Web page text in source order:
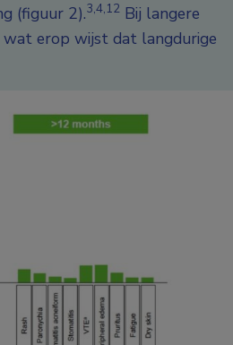
(figuur 2).3,4,12 Bij langere
wat erop wijst dat langdurige